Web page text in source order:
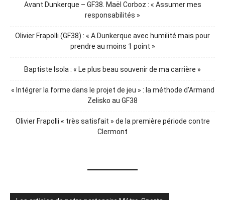
Avant Dunkerque – GF38. Maël Corboz : « Assumer mes
responsabilités »
Olivier Frapolli (GF38) : « A Dunkerque avec humilité mais pour
prendre au moins 1 point »
Baptiste Isola : « Le plus beau souvenir de ma carrière »
« Intégrer la forme dans le projet de jeu » : la méthode d’Armand
Zelisko au GF38
Olivier Frapolli « très satisfait » de la première période contre
Clermont